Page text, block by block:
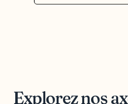
Explorez nos